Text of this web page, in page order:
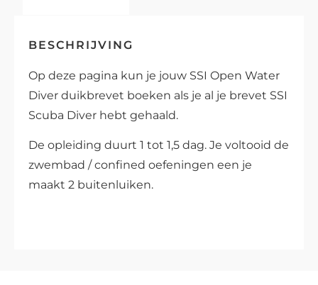
BESCHRIJVING
Op deze pagina kun je jouw SSI Open Water
Diver duikbrevet boeken als je al je brevet SSI
Scuba Diver hebt gehaald.
De opleiding duurt 1 tot 1,5 dag. Je voltooid de
zwembad / confined oefeningen een je
maakt 2 buitenluiken.